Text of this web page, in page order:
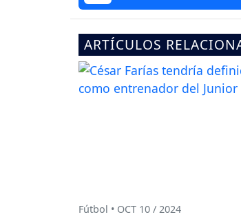
ARTÍCULOS
Fútbol • OCT 10 / 2024